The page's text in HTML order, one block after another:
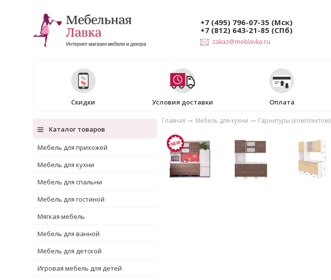
+7 (495) 796-07-35 (Мск)
+7 (812) 643-21-85 (СПб)
zakaz@meblavka.ru
Скидки Условия доставки Оплата
Каталог товаров
Мебель для прихожей
Мебель для кухни
Мебель для спальни
Мебель для гостиной
Мягкая мебель
Мебель для ванной
Мебель для детской
Игровая мебель для детей
Главная Мебель для кухни Гарнитуры (комплектом)